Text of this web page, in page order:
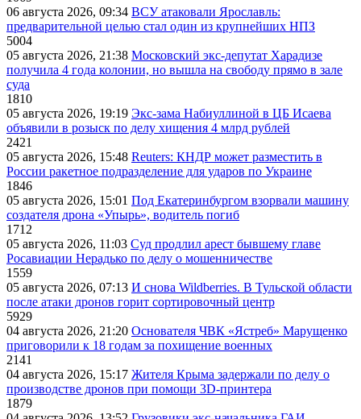
06 августа 2026, 09:34 ВСУ атаковали Ярославль:
предварительной целью стал один из крупнейших НПЗ
5004
05 августа 2026, 21:38 Московский экс-депутат Харадизе
получила 4 года колонии, но вышла на свободу прямо в зале
суда
1810
05 августа 2026, 19:19 Экс-зама Набиуллиной в ЦБ Исаева
объявили в розыск по делу хищения 4 млрд рублей
2421
05 августа 2026, 15:48 Reuters: КНДР может разместить в
России ракетное подразделение для ударов по Украине
1846
05 августа 2026, 15:01 Под Екатеринбургом взорвали машину
создателя дрона «Упырь», водитель погиб
1712
05 августа 2026, 11:03 Суд продлил арест бывшему главе
Росавиации Нерадько по делу о мошенничестве
1559
05 августа 2026, 07:13 И снова Wildberries. В Тульской области
после атаки дронов горит сортировочный центр
5929
04 августа 2026, 21:20 Основателя ЧВК «Ястреб» Марущенко
приговорили к 18 годам за похищение военных
2141
04 августа 2026, 15:17 Жителя Крыма задержали по делу о
производстве дронов при помощи 3D‑принтера
1879